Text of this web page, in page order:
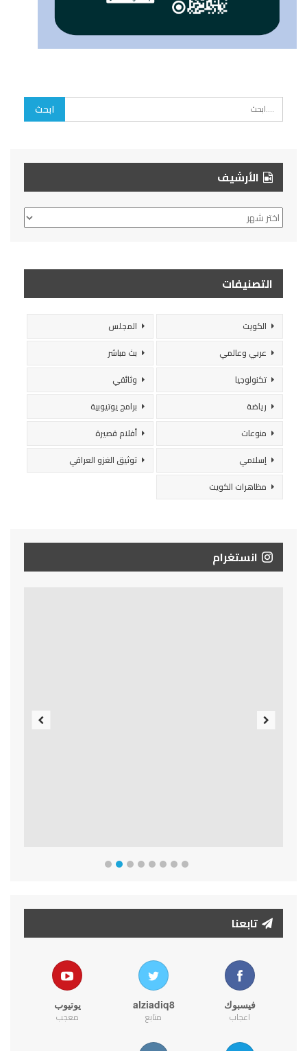
الأرشيف
الأرشيف
التصنيفات
الكويت
المجلس
عربي وعالمي
بث مباشر
تكنولوجيا
وثائقي
رياضة
برامج يوتيوبية
منوعات
أفلام قصيرة
إسلامي
توثيق الغزو العراقي
مظاهرات الكويت
انستغرام
تابعنا
فيسبوك
اعجاب
alziadiq8
متابع
يوتيوب
معجب